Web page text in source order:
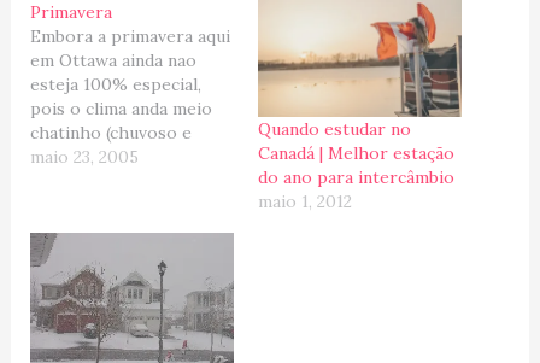
Primavera
Embora a primavera aqui
em Ottawa ainda nao
esteja 100% especial,
pois o clima anda meio
chatinho (chuvoso e
friozinho), voce ja
plantas que chegou o
momento de enfeitar os
jardins das casas... Hoje,
aqui no Canada estamos
comemorando o feriado
de Victoria…
maio 23, 2005
Quando estudar no
Canadá | Melhor estação
do ano para intercâmbio
maio 1, 2012